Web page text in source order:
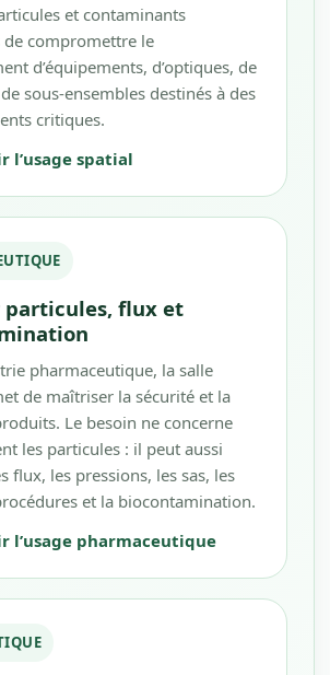
et contaminants
de compromettre le
d’équipements, d’optiques, de
sous-ensembles destinés à des
critiques.
l’usage spatial
flux et
pharmaceutique, la salle
de maîtriser la sécurité et la
Le besoin ne concerne
les particules : il peut aussi
flux, les pressions, les sas, les
et la biocontamination.
l’usage pharmaceutique